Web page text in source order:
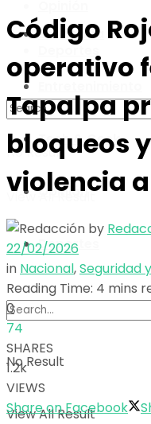
Deportes
No Result
View All Result
Economía
Tech & Geek
Opinión
Deportes
No Result
View All Result
Código
operativo
Tapalpa
bloqueos
violencia
by
22/02/2026
in Nacional,Seguridad
Reading Time: 4 mins
0
74
SHARES
1.2k
VIEWS
Share on Facebook